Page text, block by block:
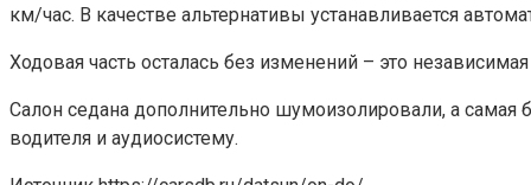
км/час. В качестве альтернативы устанавливается
Ходовая часть осталась без изменений – это
Салон седана дополнительно шумоизолировали, а самая
водителя и аудиосистему.